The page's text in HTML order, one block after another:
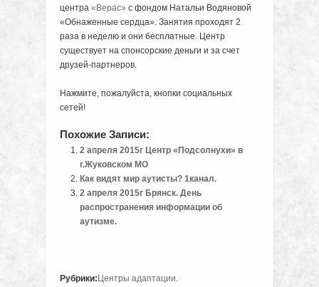
центра «Верас» с фондом Натальи Водяновой
«Обнаженные сердца». Занятия проходят 2
раза в неделю и они бесплатные. Центр
существует на спонсорские деньги и за счет
друзей-партнеров.
Нажмите, пожалуйста, кнопки социальных
сетей!
Похожие Записи:
2 апреля 2015г Центр «Подсолнухи» в
г.Жуковском МО
Как видят мир аутисты? 1канал.
2 апреля 2015г Брянск. День
распространения информации об
аутизме.
Рубрики: Центры адаптации.